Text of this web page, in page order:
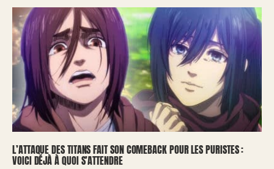
L’ATTAQUE DES TITANS FAIT SON COMEBACK POUR LES PURISTES :
VOICI DÉJÀ À QUOI S’ATTENDRE